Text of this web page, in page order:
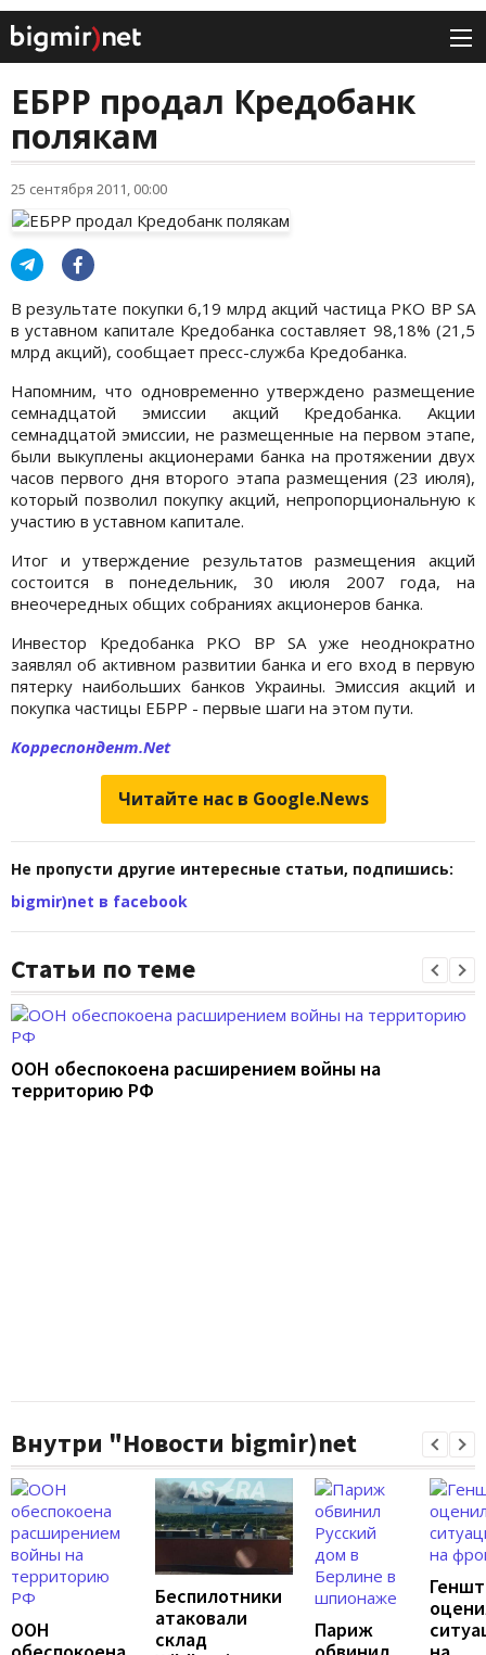
ЕБРР продал Кредобанк
полякам
25 сентября 2011, 00:00
В результате покупки 6,19 млрд акций частица PKO BP SA
в уставном капитале Кредобанка составляет 98,18% (21,5
млрд акций), сообщает пресс-служба Кредобанка.
Напомним, что одновременно утверждено размещение
семнадцатой эмиссии акций Кредобанка. Акции
семнадцатой эмиссии, не размещенные на первом этапе,
были выкуплены акционерами банка на протяжении двух
часов первого дня второго этапа размещения (23 июля),
который позволил покупку акций, непропорциональную к
участию в уставном капитале.
Итог и утверждение результатов размещения акций
состоится в понедельник, 30 июля 2007 года, на
внеочередных общих собраниях акционеров банка.
Инвестор Кредобанка PKO BP SA уже неоднократно
заявлял об активном развитии банка и его вход в первую
пятерку наибольших банков Украины. Эмиссия акций и
покупка частицы ЕБРР - первые шаги на этом пути.
Корреспондент.Net
Читайте нас в Google.News
Не пропусти другие интересные статьи, подпишись:
bigmir)net в facebook
Статьи по теме
ООН обеспокоена расширением войны на
территорию РФ
Внутри "Новости bigmir)net
ООН
Беспилотники
атаковали
склад
Париж